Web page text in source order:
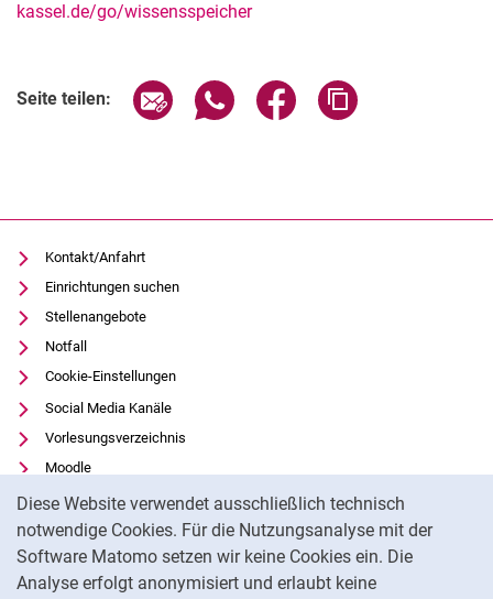
Diese Website verwendet ausschließlich technisch
notwendige Cookies. Für die Nutzungsanalyse mit der
Software Matomo setzen wir keine Cookies ein. Die
Analyse erfolgt anonymisiert und erlaubt keine
kassel.de/go/wissensspeicher
Seite teilen: Seite über E-Mail teilen
Seite über WhatsApp teilen
Seite über Facebook
Kontakt/Anfahrt
Einrichtungen suchen
Stellenangebote
Notfall
Cookie-Einstellungen
Social Media Kanäle
Vorlesungsverzeichnis
Moodle
Panopto
Universitätsbibliothek
Datenschutz
Barrierefreiheit